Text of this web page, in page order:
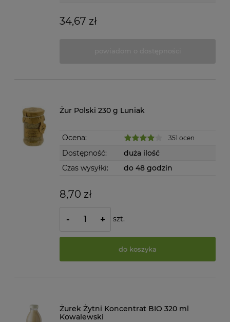
34,67 zł
Żur Polski 230 g Luniak
Ocena: 351 ocen
Dostępność:
duża ilość
Czas wysyłki:
do 48 godzin
8,70 zł
- + szt.
do koszyka
Żurek Żytni Koncentrat BIO 320 ml
Kowalewski